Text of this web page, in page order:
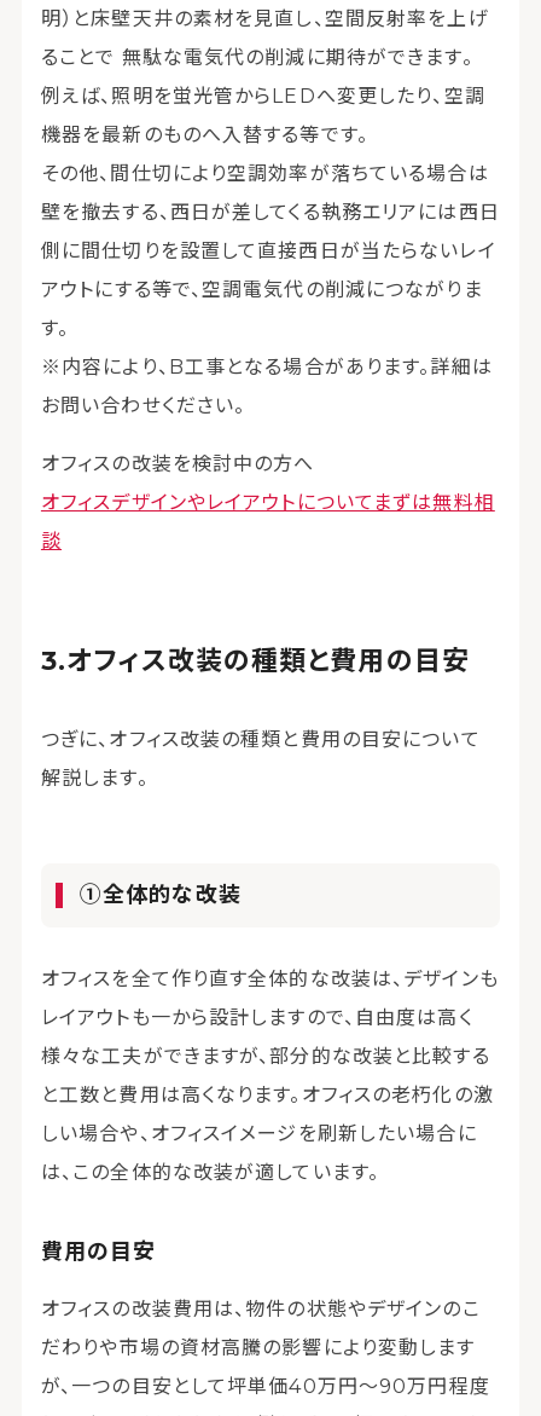
明）と床壁天井の素材を見直し、空間反射率を上げ
ることで 無駄な電気代の削減に期待ができます。
例えば、照明を蛍光管からLEDへ変更したり、空調
機器を最新のものへ入替する等です。
その他、間仕切により空調効率が落ちている場合は
壁を撤去する、西日が差してくる執務エリアには西日
側に間仕切りを設置して直接西日が当たらないレイ
アウトにする等で、空調電気代の削減につながりま
す。
※内容により、B工事となる場合があります。詳細は
お問い合わせください。
オフィスの改装を検討中の方へ
オフィスデザインやレイアウトについてまずは無料相
談
オフィス改装の種類と費用の目安
つぎに、オフィス改装の種類と費用の目安について
解説します。
①全体的な改装
オフィスを全て作り直す全体的な改装は、デザインも
レイアウトも一から設計しますので、自由度は高く
様々な工夫ができますが、部分的な改装と比較する
と工数と費用は高くなります。オフィスの老朽化の激
しい場合や、オフィスイメージを刷新したい場合に
は、この全体的な改装が適しています。
費用の目安
オフィスの改装費用は、物件の状態やデザインのこ
だわりや市場の資材高騰の影響により変動します
が、一つの目安として坪単価40万円〜90万円程度